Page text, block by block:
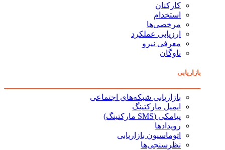
کارکنان
استخدام
مرخصی‌ها
ارزیابی عملکرد
معرفی نیرو
ناوگان
بازاریابی
بازاریابی شبکه‌های اجتماعی
ایمیل مارکتینگ
پیامکی (SMS مارکتینگ)
رویدادها
اتوماسیون بازاریابی
نظرسنجی‌ها